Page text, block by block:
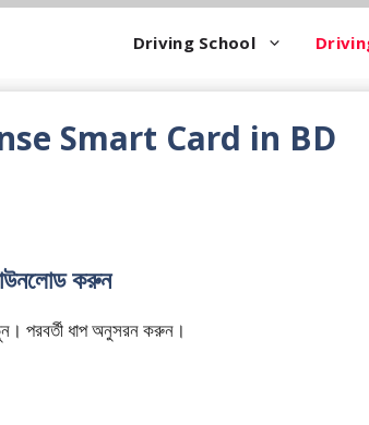
Driving School
Smart Card in BD
করুন
পরবর্তী ধাপ অনুসরন করুন।